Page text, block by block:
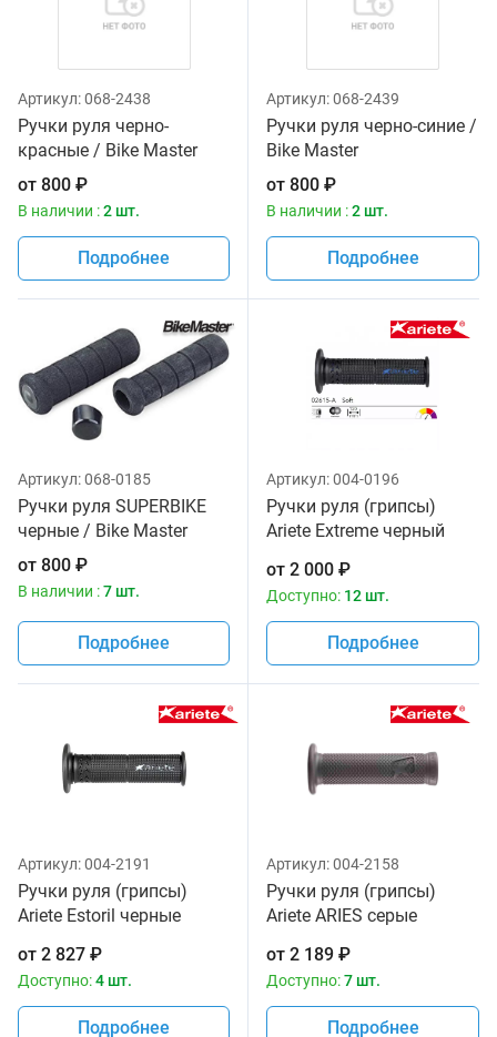
Артикул:068-2438
Ручки руля черно-
красные / Bike Master
от 800 ₽
В наличии :2 шт.
Подробнее
Артикул:068-2439
Ручки руля черно-синие /
Bike Master
от 800 ₽
В наличии :2 шт.
Подробнее
Артикул:068-0185
Ручки руля SUPERBIKE
черные / Bike Master
от 800 ₽
В наличии :7 шт.
Подробнее
Артикул:004-0196
Ручки руля (грипсы)
Ariete Extreme черный
от 2 000 ₽
Доступно: 12 шт.
Подробнее
Артикул:004-2191
Ручки руля (грипсы)
Ariete Estoril черные
от 2 827 ₽
Доступно:4 шт.
Подробнее
Артикул:004-2158
Ручки руля (грипсы)
Ariete ARIES серые
от 2 189 ₽
Доступно:7 шт.
Подробнее